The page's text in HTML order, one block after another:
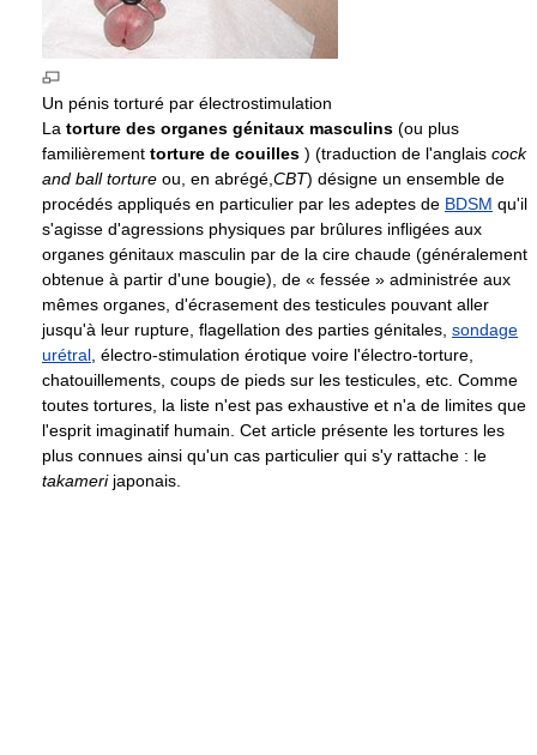
Un pénis torturé par électrostimulation
La torture des organes génitaux masculins (ou plus
familièrement torture de couilles ) (traduction de l'anglais cock
and ball torture ou, en abrégé,CBT) désigne un ensemble de
procédés appliqués en particulier par les adeptes de BDSM qu'il
s'agisse d'agressions physiques par brûlures infligées aux
organes génitaux masculin par de la cire chaude (généralement
obtenue à partir d'une bougie), de « fessée » administrée aux
mêmes organes, d'écrasement des testicules pouvant aller
jusqu'à leur rupture, flagellation des parties génitales, sondage
urétral, électro-stimulation érotique voire l'électro-torture,
chatouillements, coups de pieds sur les testicules, etc. Comme
toutes tortures, la liste n'est pas exhaustive et n'a de limites que
l'esprit imaginatif humain. Cet article présente les tortures les
plus connues ainsi qu'un cas particulier qui s'y rattache : le
takamerijaponais.